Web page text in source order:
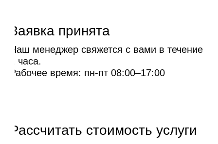
Заявка принята
Наш менеджер свяжется с вами в течение
1 часа.
Рабочее время: пн-пт 08:00–17:00
Рассчитать стоимость услуги